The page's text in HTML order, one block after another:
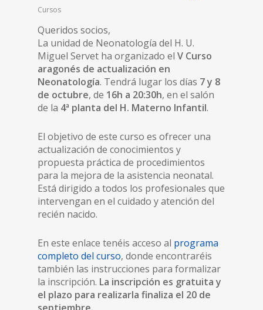
Cursos
Queridos socios,
La unidad de Neonatología del H. U.
Miguel Servet ha organizado elV Curso
aragonés de actualización en
Neonatología. Tendrá lugar los días 7 y 8
de octubre, de 16h a 20:30h, en el salón
de la 4ª planta del H. Materno Infantil.
El objetivo de este curso es ofrecer una
actualización de conocimientos y
propuesta práctica de procedimientos
para la mejora de la asistencia neonatal.
Está dirigido a todos los profesionales que
intervengan en el cuidado y atención del
recién nacido.
En este enlace tenéis acceso al programa
completo del curso, donde encontraréis
también las instrucciones para formalizar
la inscripción. La inscripción es gratuita y
el plazo para realizarla finaliza el 20 de